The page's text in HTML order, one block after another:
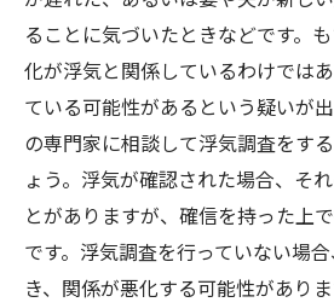
ることに気づいたときなどです。
化が浮気と関係しているわけでは
ている可能性があるという疑いが
の専門家に相談して浮気調査をす
ょう。浮気が確認された場合、そ
とがありますが、確信を持った上
です。浮気調査を行っていない場
き、関係が悪化する可能性があり